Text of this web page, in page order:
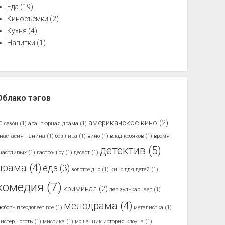
Еда (19)
Киносъёмки (2)
Кухня (4)
Напитки (1)
тэгов
сезон (1) авантюрная драма (1) американское кино (2)
панина (1) без лица (1) вино (1) влад кобяков (1) время
(1) гастро-шоу (1) десерт (1) детектив (5)
(4) еда (3) золотое дно (1) кино для детей (1)
(7) криминал (2) лев зулькарнаев (1)
преодолеет все (1) мелодрама (4) металистка (1)
ноготь (1) мистика (1) мошенник история клоуна (1)